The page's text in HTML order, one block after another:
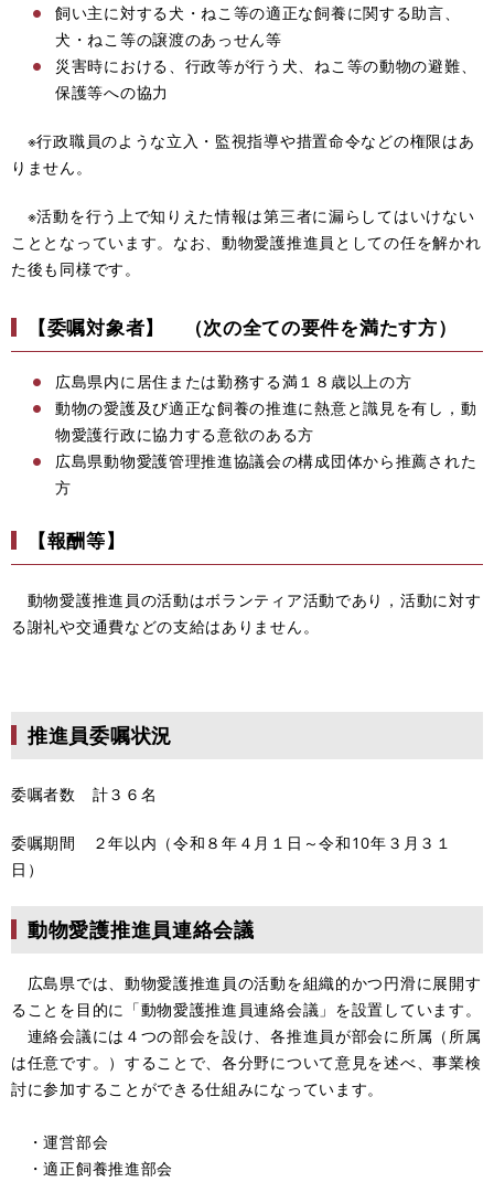
飼い主に対する犬・ねこ等の適正な飼養に関する助言、
犬・ねこ等の譲渡のあっせん等
災害時における、行政等が行う犬、ねこ等の動物の避難、
保護等への協力
※行政職員のような立入・監視指導や措置命令などの権限はあ
りません。
※活動を行う上で知りえた情報は第三者に漏らしてはいけない
こととなっています。なお、動物愛護推進員としての任を解かれ
た後も同様です。
【委嘱対象者】 （次の全ての要件を満たす方）
広島県内に居住または勤務する満１８歳以上の方
動物の愛護及び適正な飼養の推進に熱意と識見を有し，動
物愛護行政に協力する意欲のある方
広島県動物愛護管理推進協議会の構成団体から推薦された
方
【報酬等】
動物愛護推進員の活動はボランティア活動であり，活動に対す
る謝礼や交通費などの支給はありません。
推進員委嘱状況
委嘱者数 計３６名
委嘱期間 ２年以内（令和８年４月１日～令和10年３月３１
日）
動物愛護推進員連絡会議
広島県では、動物愛護推進員の活動を組織的かつ円滑に展開す
ることを目的に「動物愛護推進員連絡会議」を設置しています。
連絡会議には４つの部会を設け、各推進員が部会に所属（所属
は任意です。）することで、各分野について意見を述べ、事業検
討に参加することができる仕組みになっています。
・運営部会
・適正飼養推進部会